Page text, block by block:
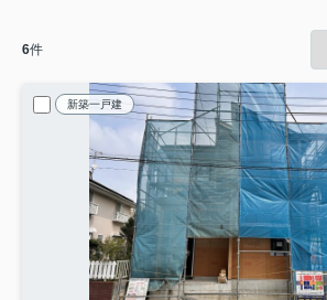
6件
新築一戸建